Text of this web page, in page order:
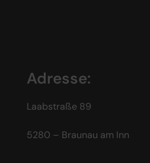
Adresse:
Laabstraße 89
5280 – Braunau am Inn